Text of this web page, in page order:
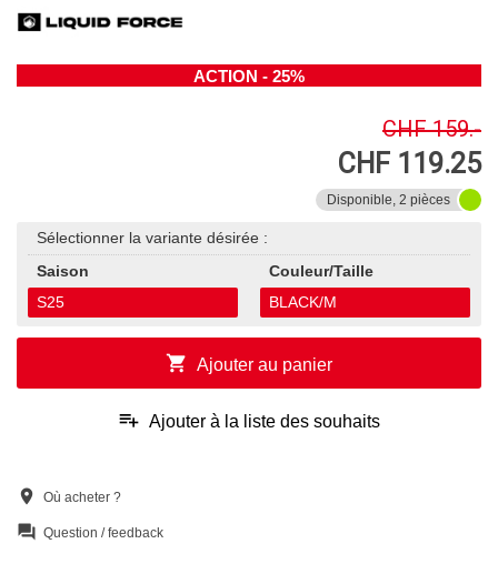
ACTION - 25%
CHF 159.-
CHF 119.25
Disponible, 2 pièces
Sélectionner la variante désirée :
Saison
S25
Couleur/Taille
BLACK/M
shopping_cart Ajouter au panier
playlist_add Ajouter à la liste des souhaits
location_on Où acheter ?
question_answer Question / feedback